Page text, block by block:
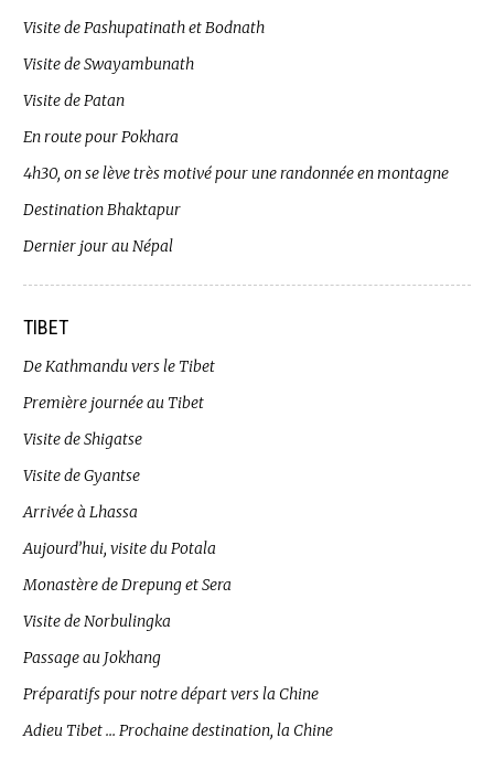
Visite de Pashupatinath et Bodnath
Visite de Swayambunath
Visite de Patan
En route pour Pokhara
4h30, on se lève très motivé pour une randonnée en montagne
Destination Bhaktapur
Dernier jour au Népal
TIBET
De Kathmandu vers le Tibet
Première journée au Tibet
Visite de Shigatse
Visite de Gyantse
Arrivée à Lhassa
Aujourd’hui, visite du Potala
Monastère de Drepung et Sera
Visite de Norbulingka
Passage au Jokhang
Préparatifs pour notre départ vers la Chine
Adieu Tibet … Prochaine destination, la Chine